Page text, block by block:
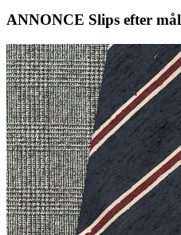
ANNONCE Slips efter mål